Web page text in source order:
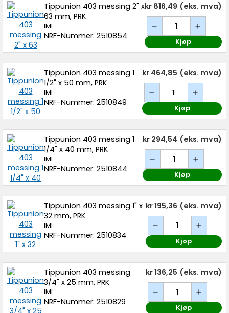
Tippunion 403 messing 2" x
63 mm, PRK
IMI
NRF-Nummer: 2510854
kr 816,49 (eks. mva)
Kjøp
Tippunion 403 messing 1
1/2" x 50 mm, PRK
IMI
NRF-Nummer: 2510849
kr 464,85 (eks. mva)
Kjøp
Tippunion 403 messing 1
1/4" x 40 mm, PRK
IMI
NRF-Nummer: 2510844
kr 294,54 (eks. mva)
Kjøp
Tippunion 403 messing 1" x
32 mm, PRK
IMI
NRF-Nummer: 2510834
kr 195,36 (eks. mva)
Kjøp
Tippunion 403 messing
3/4" x 25 mm, PRK
IMI
NRF-Nummer: 2510829
kr 136,25 (eks. mva)
Kjøp